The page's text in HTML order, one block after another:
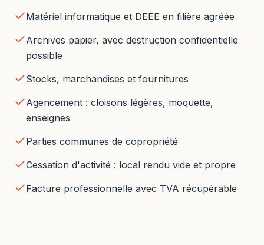
Matériel informatique et DEEE en filière agréée
Archives papier, avec destruction confidentielle
possible
Stocks, marchandises et fournitures
Agencement : cloisons légères, moquette,
enseignes
Parties communes de copropriété
Cessation d'activité : local rendu vide et propre
Facture professionnelle avec TVA récupérable